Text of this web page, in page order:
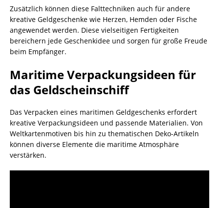
Zusätzlich können diese Falttechniken auch für andere
kreative Geldgeschenke wie Herzen, Hemden oder Fische
angewendet werden. Diese vielseitigen Fertigkeiten
bereichern jede Geschenkidee und sorgen für große Freude
beim Empfänger.
Maritime Verpackungsideen für
das Geldscheinschiff
Das Verpacken eines maritimen Geldgeschenks erfordert
kreative Verpackungsideen und passende Materialien. Von
Weltkartenmotiven bis hin zu thematischen Deko-Artikeln
können diverse Elemente die maritime Atmosphäre
verstärken.